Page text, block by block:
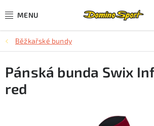
na
CYKLISTIKA
SJEZDOVÉ LYŽOVÁNÍ
SKIALPOVÉ LYŽOVÁNÍ
Běžkařské bundy
Pánská bunda Swix
red